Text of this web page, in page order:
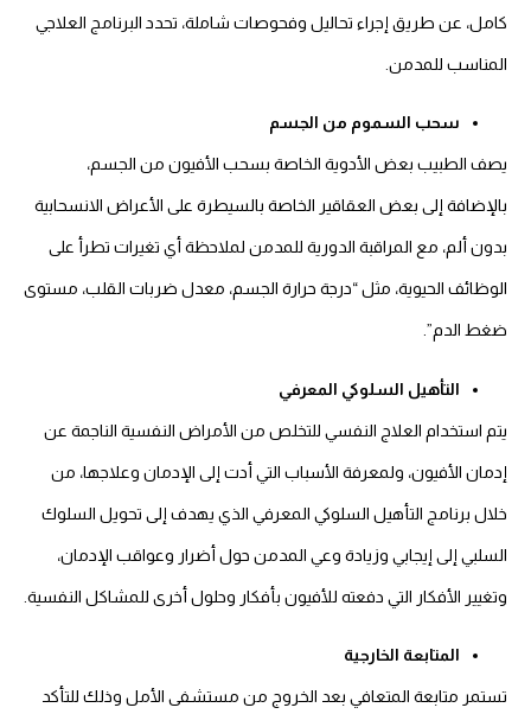
كامل، عن طريق إجراء تحاليل وفحوصات شاملة، تحدد البرنامج العلاجي
المناسب للمدمن.
سحب السموم من الجسم
يصف الطبيب بعض الأدوية الخاصة بسحب الأفيون من الجسم،
بالإضافة إلى بعض العقاقير الخاصة بالسيطرة على الأعراض الانسحابية
بدون ألم، مع المراقبة الدورية للمدمن لملاحظة أي تغيرات تطرأ على
الوظائف الحيوية، مثل “درجة حرارة الجسم، معدل ضربات القلب، مستوى
ضغط الدم”.
التأهيل السلوكي المعرفي
يتم استخدام العلاج النفسي للتخلص من الأمراض النفسية الناجمة عن
إدمان الأفيون، ولمعرفة الأسباب التي أدت إلى الإدمان وعلاجها، من
خلال برنامج التأهيل السلوكي المعرفي الذي يهدف إلى تحويل السلوك
السلبي إلى إيجابي وزيادة وعي المدمن حول أضرار وعواقب الإدمان،
وتغيير الأفكار التي دفعته للأفيون بأفكار وحلول أخرى للمشاكل النفسية.
المتابعة الخارجية
تستمر متابعة المتعافي بعد الخروج من مستشفى الأمل وذلك للتأكد